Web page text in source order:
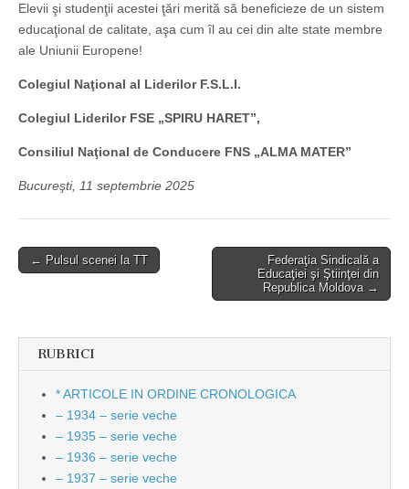
Elevii şi studenţii acestei ţări merită să beneficieze de un sistem
educaţional de calitate, aşa cum îl au cei din alte state membre
ale Uniunii Europene!
Colegiul Naţional al Liderilor F.S.L.I.
Colegiul Liderilor FSE „SPIRU HARET”,
Consiliul Naţional de Conducere FNS „ALMA MATER”
Bucureşti, 11 septembrie 2025
Post
← Pulsul scenei la TT
Federaţia Sindicală a
Educaţiei şi Ştiinţei din
Republica Moldova →
RUBRICI
* ARTICOLE IN ORDINE CRONOLOGICA
– 1934 – serie veche
– 1935 – serie veche
– 1936 – serie veche
– 1937 – serie veche